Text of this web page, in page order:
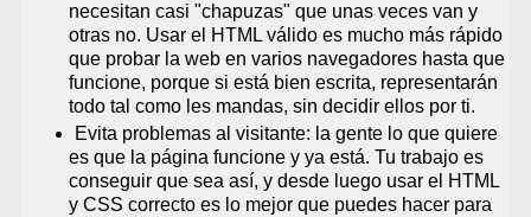
necesitan casi "chapuzas" que unas veces van y
otras no. Usar el HTML válido es mucho más rápido
que probar la web en varios navegadores hasta que
funcione, porque si está bien escrita, representarán
todo tal como les mandas, sin decidir ellos por ti.
Evita problemas al visitante: la gente lo que quiere
es que la página funcione y ya está. Tu trabajo es
conseguir que sea así, y desde luego usar el HTML
y CSS correcto es lo mejor que puedes hacer para